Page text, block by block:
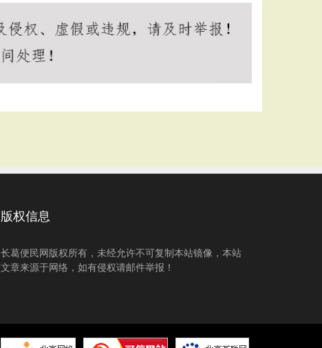
版权信息
长葛便民网版权所有，未经允许不可复制本站镜像，本站
文章来源于网络，如有侵权请邮件举报！